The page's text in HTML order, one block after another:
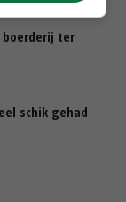
boerderij ter
schik gehad